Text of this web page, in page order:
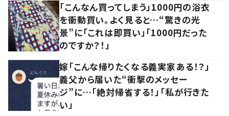
「こんなん買ってしまう」1000円の浴衣
を衝動買い。よく見ると…“驚きの光
景”に「これは即買い」「1000円だった
のですか？！」
嫁「こんな帰りたくなる義実家ある！？」
義父から届いた“衝撃のメッセー
ジ”に…「絶対帰省する！」「私が行きた
い」